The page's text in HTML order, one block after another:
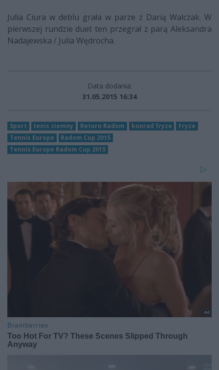
Julia Ciura w deblu grała w parze z Darią Walczak. W
pierwszej rundzie duet ten przegrał z parą Aleksandra
Nadajewska / Julia Wędrocha.
Data dodania:
31.05.2015 16:34
Sport tenis ziemny Return Radom konrad fryze
Fryze
Tennis Europe
Radom Cup 2015
Tennis Europe Radom Cup 2015